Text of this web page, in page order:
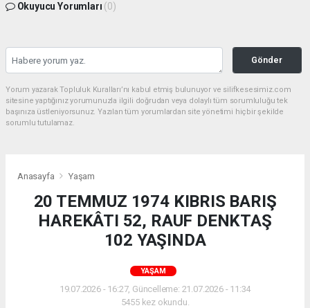
Okuyucu Yorumları (0)
Gönder
Yorum yazarak Topluluk Kuralları’nı kabul etmiş bulunuyor ve silifkesesimiz.com
sitesine yaptığınız yorumunuzla ilgili doğrudan veya dolaylı tüm sorumluluğu tek
başınıza üstleniyorsunuz. Yazılan tüm yorumlardan site yönetimi hiçbir şekilde
sorumlu tutulamaz.
Anasayfa Yaşam
20 TEMMUZ 1974 KIBRIS BARIŞ
HAREKÂTI 52, RAUF DENKTAŞ
102 YAŞINDA
YAŞAM
19.07.2026 - 16:27, Güncelleme: 21.07.2026 - 11:34
5455 kez okundu.